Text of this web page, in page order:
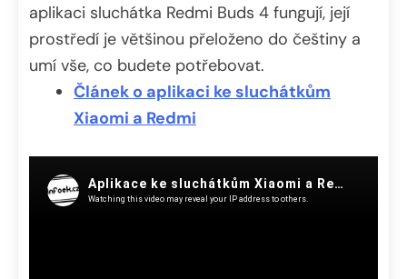
aplikaci sluchátka Redmi Buds 4 fungují, její
prostředí je většinou přeloženo do češtiny a
umí vše, co budete potřebovat.
Článek o aplikaci ke sluchátkům
Xiaomi a Redmi